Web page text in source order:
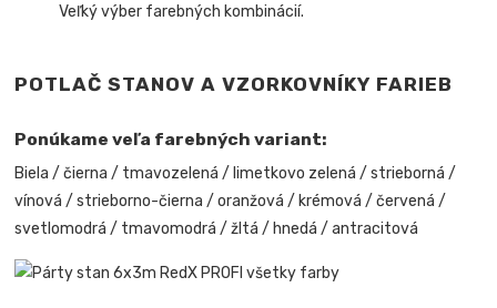
Veľký výber farebných kombinácií.
POTLAČ STANOV A VZORKOVNÍKY FARIEB
Ponúkame veľa farebných variant:
Biela / čierna / tmavozelená / limetkovo zelená / strieborná /
vínová / strieborno-čierna / oranžová / krémová / červená /
svetlomodrá / tmavomodrá / žltá / hnedá / antracitová